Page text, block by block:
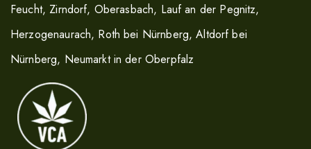
Feucht, Zirndorf, Oberasbach, Lauf an der Pegnitz,
Herzogenaurach, Roth bei Nürnberg,Altdorf bei
Nürnberg, Neumarkt in der Oberpfalz